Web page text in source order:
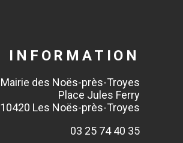
INFORMATION
Mairie des Noës-près-Troyes
Place Jules Ferry
10420 Les Noës-près-Troyes
03 25 74 40 35